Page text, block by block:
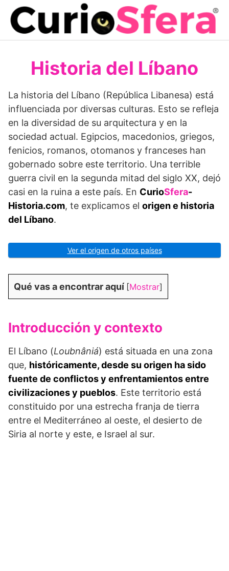
Saltar
contenido
Historia del Líbano
La historia del Líbano (República Libanesa) está
influenciada por diversas culturas. Esto se refleja
en la diversidad de su arquitectura y en la
sociedad actual. Egipcios, macedonios, griegos,
fenicios, romanos, otomanos y franceses han
gobernado sobre este territorio. Una terrible
guerra civil en la segunda mitad del siglo XX, dejó
casi en la ruina a este país. En CurioSfera-
Historia.com, te explicamos el origen e historia
del Líbano.
Ver el origen de otros países
Qué vas a encontrar aquí [Mostrar]
Introducción y contexto
El Líbano (Loubnâniá) está situada en una zona
que, históricamente, desde su origen ha sido
fuente de conflictos y enfrentamientos entre
civilizaciones y pueblos. Este territorio está
constituido por una estrecha franja de tierra
entre el Mediterráneo al oeste, el desierto de
Siria al norte y este, e Israel al sur.